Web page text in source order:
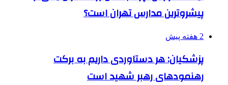
پیشروترین مدارس تهران است؟
2 هفته پیش
پزشکیان: هر دستاوردی داریم به برکت
رهنمودهای رهبر شهید است